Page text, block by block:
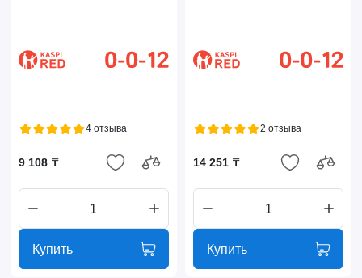
4 отзыва
9 108 ₸
Купить
2 отзыва
14 251 ₸
Купить